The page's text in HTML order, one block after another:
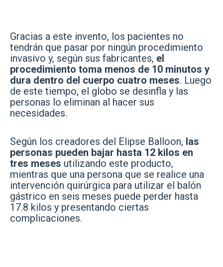
Gracias a este invento, los pacientes no
tendrán que pasar por ningún procedimiento
invasivo y, según sus fabricantes, el
procedimiento toma menos de 10 minutos y
dura dentro del cuerpo cuatro meses. Luego
de este tiempo, el globo se desinfla y las
personas lo eliminan al hacer sus
necesidades.
Según los creadores del Elipse Balloon, las
personas pueden bajar hasta 12 kilos en
tres meses utilizando este producto,
mientras que una persona que se realice una
intervención quirúrgica para utilizar el balón
gástrico en seis meses puede perder hasta
17.8 kilos y presentando ciertas
complicaciones.